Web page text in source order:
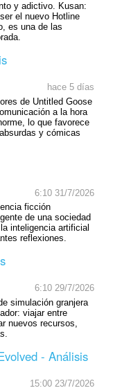
y adictivo. Kusan:
el nuevo Hotline
es una de las
hace 5 días
de Untitled Goose
a la hora
lo que favorece
y cómicas
6:10 31/7/2026
ficción
de una sociedad
inteligencia artificial
reflexiones.
6:10 29/7/2026
simulación granjera
viajar entre
nuevos recursos,
- Análisis
15:00 23/7/2026